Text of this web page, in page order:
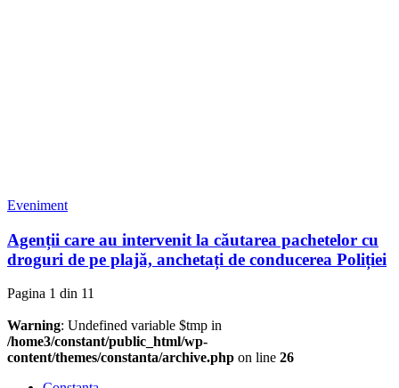
Eveniment
Agenții care au intervenit la căutarea pachetelor cu
droguri de pe plajă, anchetați de conducerea Poliției
Pagina 1 din 11
Warning: Undefined variable $tmp in
/home3/constant/public_html/wp-
content/themes/constanta/archive.php on line 26